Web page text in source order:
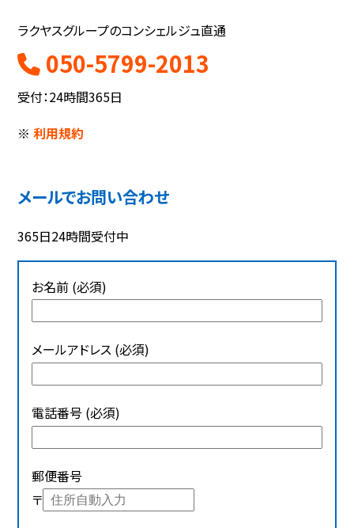
ラクヤスグループのコンシェルジュ直通
050-5799-2013
受付：24時間365日
※利用規約
メールでお問い合わせ
365日24時間受付中
お名前 (必須)
メールアドレス (必須)
電話番号 (必須)
郵便番号
〒